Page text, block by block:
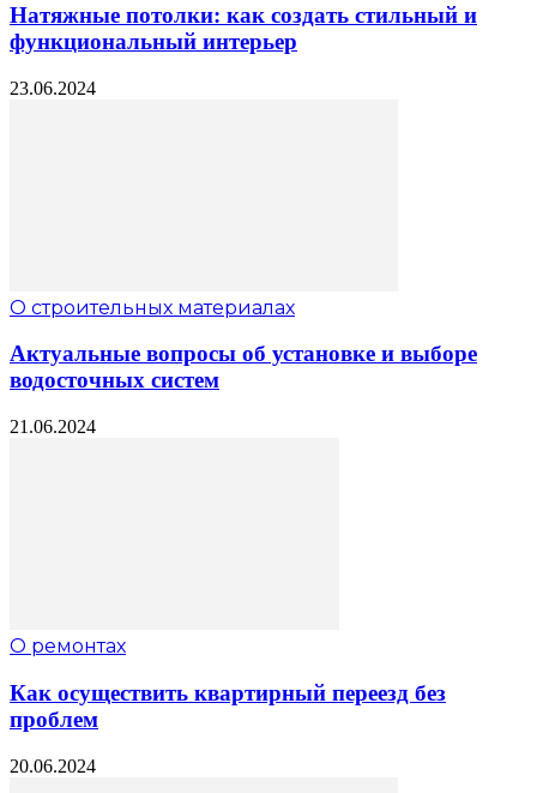
Натяжные потолки: как создать стильный и
функциональный интерьер
23.06.2024
О строительных материалах
Актуальные вопросы об установке и выборе
водосточных систем
21.06.2024
О ремонтах
Как осуществить квартирный переезд без
проблем
20.06.2024